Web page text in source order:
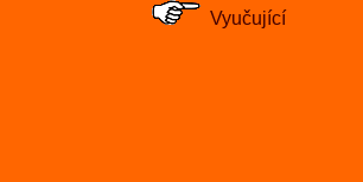
Vyučující